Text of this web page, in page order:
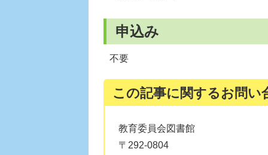
申込み
不要
この記事に関するお問い
教育委員会図書館
〒292-0804